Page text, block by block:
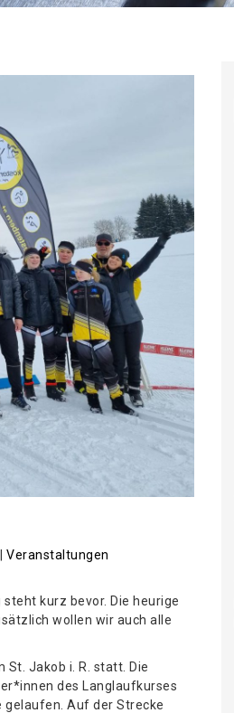
Veranstaltungen
kurz bevor. Die heurige
wollen wir auch alle
Jakob i. R. statt. Die
des Langlaufkurses
gelaufen. Auf der Strecke